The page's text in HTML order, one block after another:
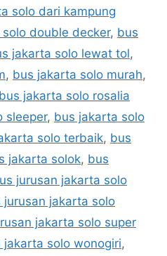
solo dari kampung
double decker, bus
jakarta solo lewat tol,
, bus jakarta solo murah,
bus jakarta solo rosalia
sleeper, bus jakarta solo
solo terbaik, bus
jakarta solok, bus
jurusan jakarta solo
jurusan jakarta solo
jakarta solo super
jakarta solo wonogiri,